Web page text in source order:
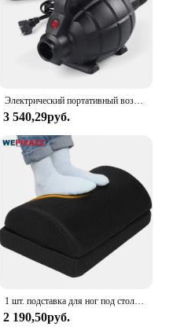
Электрический портативный воздушный компрессор высокого давления, 600 Вт, автомобильный насос для шин, многофункциональная палатка, надувная лодка и грузовик
3 540,29руб.
1 шт. подставка для ног под столом в рабочем хиропракторе - завершенная, регулируемая подставка для ног премиум-класса под столом, эргономичная подставка для ног стола
2 190,50руб.